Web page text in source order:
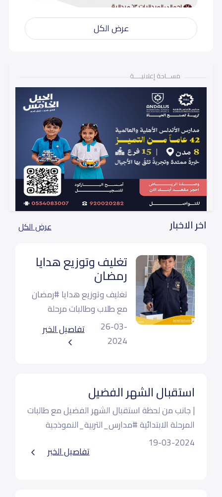
عرض الكل
مســـاحة إعلانيـــــة
اخر الاخبار عرض الكل
تغليف وتوزيع هدايا
رمضان
تغليف وتوزيع هدايا #رمضان
مع طلاب وطالبات مرحلة
الطفولة المبكرة
#مدارس_التربية_النموذجية
26-03-
2024
تفاصيل الخبر
استقبال الشهر الفضيل
| جانب من لحظة استقبال الشهر الفضيل مع طالبات
المرحلة الابتدائية #مدارس_التربية_النموذجية
مجمع القصيم التعليمي | مسار دولي
19-03-2024
تفاصيل الخبر